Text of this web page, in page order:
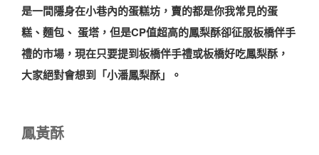
是一間隱身在小巷內的蛋糕坊，賣的都是你我常見的蛋
糕、麵包、 蛋塔，但是CP值超高的鳳梨酥卻征服板橋伴手
禮的市場，現在只要提到板橋伴手禮或板橋好吃鳳梨酥，
大家絕對會想到「小潘鳳梨酥」。
鳳黃酥